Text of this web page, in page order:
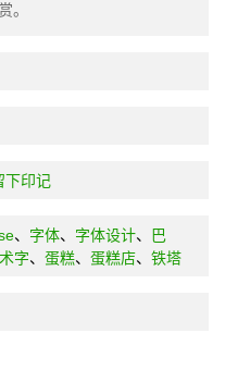
。
下印记
、 字体、 字体设计、
巴
字、 蛋糕、 蛋糕店、 铁塔